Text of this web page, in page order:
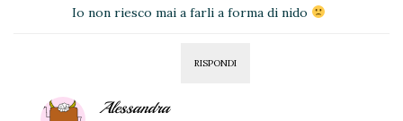
Io non riesco mai a farli a forma di nido
RISPONDI
Alessandra